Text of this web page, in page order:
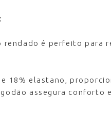
é perfeito para
18% elastano,
assegura conforto